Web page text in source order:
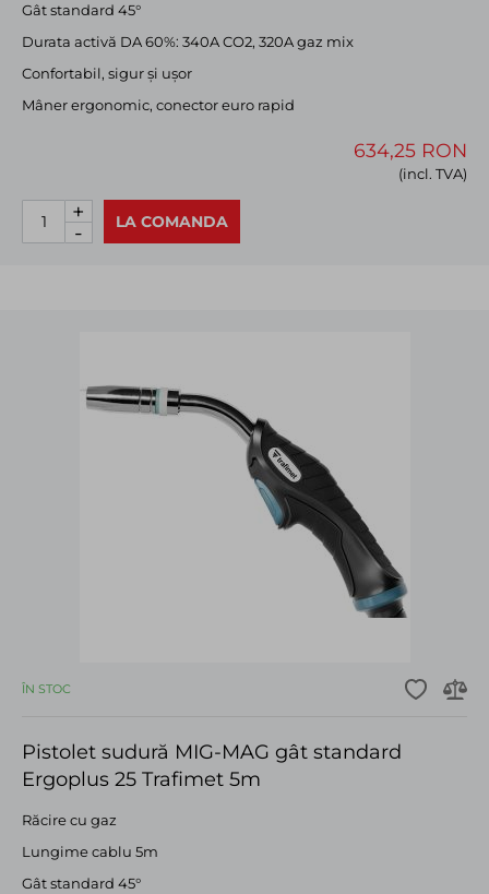
Gât standard 45°
Durata activă DA 60%: 340A CO2, 320A gaz mix
Confortabil, sigur și ușor
Mâner ergonomic, conector euro rapid
634,25 RON
(incl. TVA)
LA COMANDA
+
-
ÎN STOC
Pistolet sudură MIG-MAG gât standard
Ergoplus 25 Trafimet 5m
Răcire cu gaz
Lungime cablu 5m
Gât standard 45°